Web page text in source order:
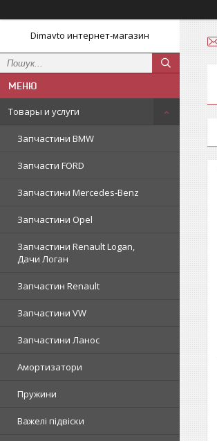
Dimavto интернет-магазин
Товары и услуги
Запчастини BMW
Запчасти FORD
Запчастини Mercedes-Benz
Запчастини Opel
Запчастини Renault Logan,
Дачи Логан
Запчастин Renault
Запчастини VW
Запчастини Ланос
Амортизатори
Пружини
Важелі підвіски